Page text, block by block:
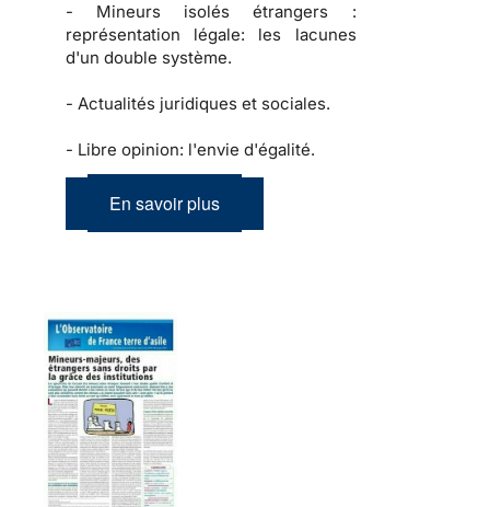
- Mineurs isolés étrangers :
représentation légale: les lacunes
d'un double système.
- Actualités juridiques et sociales.
- Libre opinion: l'envie d'égalité.
En savoir plus